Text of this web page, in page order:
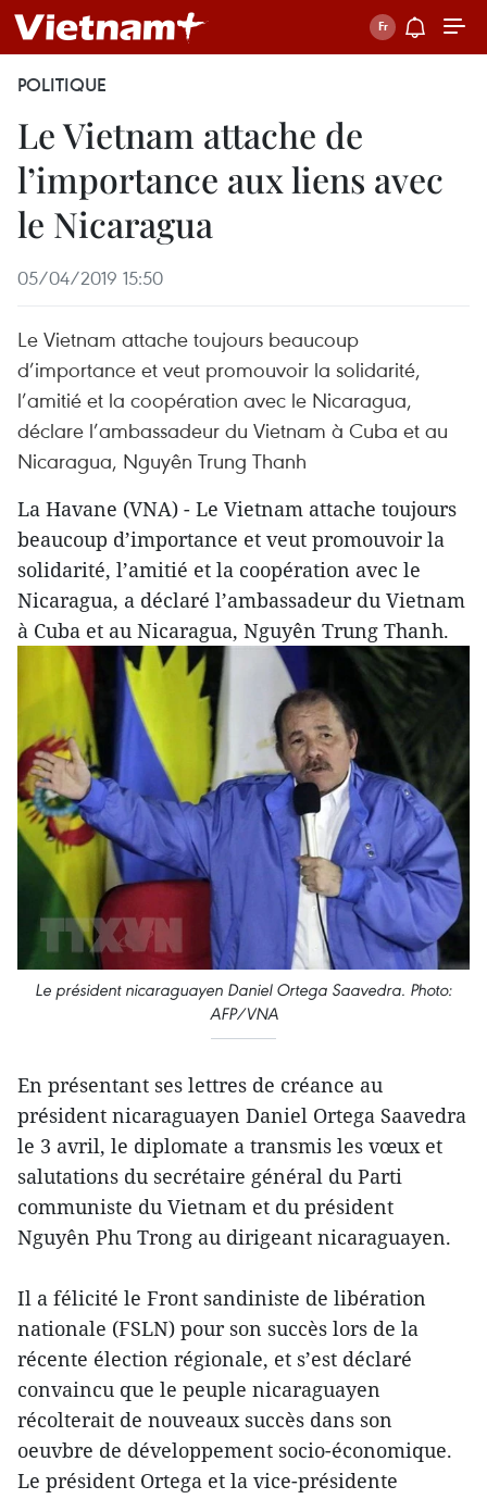
POLITIQUE
Le Vietnam attache de
l’importance aux liens avec
le Nicaragua
05/04/2019 15:50
Le Vietnam attache toujours beaucoup
d’importance et veut promouvoir la solidarité,
l’amitié et la coopération avec le Nicaragua,
déclare l’ambassadeur du Vietnam à Cuba et au
Nicaragua, Nguyên Trung Thanh
La Havane (VNA) - Le Vietnam attache toujours
beaucoup d’importance et veut promouvoir la
solidarité, l’amitié et la coopération avec le
Nicaragua, a déclaré l’ambassadeur du Vietnam
à Cuba et au Nicaragua, Nguyên Trung Thanh.
Le président nicaraguayen Daniel Ortega Saavedra. Photo:
AFP/VNA
En présentant ses lettres de créance au
président nicaraguayen Daniel Ortega Saavedra
le 3 avril, le diplomate a transmis les vœux et
salutations du secrétaire général du Parti
communiste du Vietnam et du président
Nguyên Phu Trong au dirigeant nicaraguayen.
Il a félicité le Front sandiniste de libération
nationale (FSLN) pour son succès lors de la
récente élection régionale, et s’est déclaré
convaincu que le peuple nicaraguayen
récolterait de nouveaux succès dans son
oeuvbre de développement socio-économique.
Le président Ortega et la vice-présidente